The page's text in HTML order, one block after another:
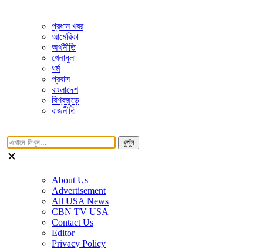
প্রধান খবর
আমেরিকা
অর্থনীতি
খেলাধুলা
ধর্ম
প্রবাস
বাংলাদেশ
বিশ্বজুড়ে
রাজনীতি
খুজুঁন
About Us
Advertisement
All USA News
CBN TV USA
Contact Us
Editor
Privacy Policy